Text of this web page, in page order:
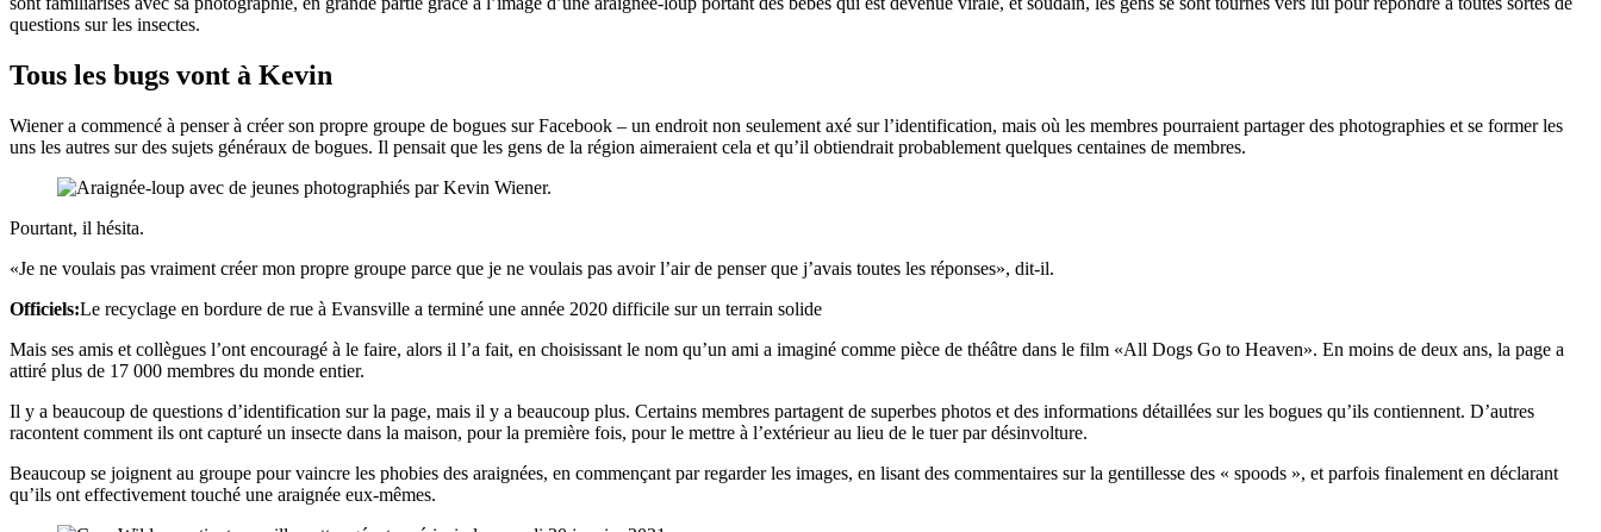
questions sur les insectes.
Tous les bugs vont à Kevin
Wiener a commencé à penser à créer son propre groupe de bogues sur Facebook – un endroit non seulement axé sur l’identification, mais où les membres pourraient partager des photographies et se former les
uns les autres sur des sujets généraux de bogues. Il pensait que les gens de la région aimeraient cela et qu’il obtiendrait probablement quelques centaines de membres.
Pourtant, il hésita.
«Je ne voulais pas vraiment créer mon propre groupe parce que je ne voulais pas avoir l’air de penser que j’avais toutes les réponses», dit-il.
Officiels:Le recyclage en bordure de rue à Evansville a terminé une année 2020 difficile sur un terrain solide
Mais ses amis et collègues l’ont encouragé à le faire, alors il l’a fait, en choisissant le nom qu’un ami a imaginé comme pièce de théâtre dans le film «All Dogs Go to Heaven». En moins de deux ans, la page a
attiré plus de 17 000 membres du monde entier.
Il y a beaucoup de questions d’identification sur la page, mais il y a beaucoup plus. Certains membres partagent de superbes photos et des informations détaillées sur les bogues qu’ils contiennent. D’autres
racontent comment ils ont capturé un insecte dans la maison, pour la première fois, pour le mettre à l’extérieur au lieu de le tuer par désinvolture.
Beaucoup se joignent au groupe pour vaincre les phobies des araignées, en commençant par regarder les images, en lisant des commentaires sur la gentillesse des « spoods », et parfois finalement en déclarant
qu’ils ont effectivement touché une araignée eux-mêmes.